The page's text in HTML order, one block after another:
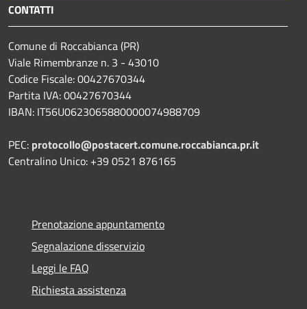
CONTATTI
Comune di Roccabianca (PR)
Viale Rimembranze n. 3 - 43010
Codice Fiscale: 00427670344
Partita IVA: 00427670344
IBAN: IT56U0623065880000074988709
PEC: protocollo@postacert.comune.roccabianca.pr.it
Centralino Unico: +39 0521 876165
Prenotazione appuntamento
Segnalazione disservizio
Leggi le FAQ
Richiesta assistenza